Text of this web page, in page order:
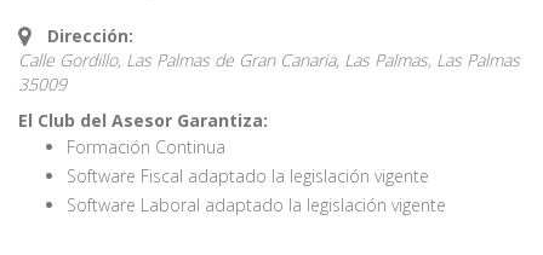
Dirección:
Calle Gordillo, Las Palmas de Gran Canaria, Las Palmas, Las Palmas
35009
El Club del Asesor Garantiza:
Formación Continua
Software Fiscal adaptado la legislación vigente
Software Laboral adaptado la legislación vigente